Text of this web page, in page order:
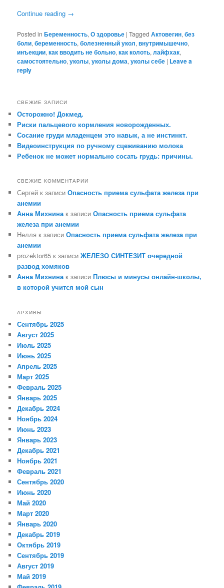
Continue reading →
Posted in Беременность,О здоровье |Tagged Актовегин,без
боли,беременность,болезненный укол,внутримышечно,
инъекции,как вводить не больно,как колоть,лайфхак,
самостоятельно,уколы,уколы дома,уколы себе | Leave a
reply
СВЕЖИЕ ЗАПИСИ
Осторожно! Докмед.
Риски пальцевого кормления новорожденных.
Сосание груди младенцем это навык, а не инстинкт.
Видеоинструкция по ручному сцеживанию молока
Ребенок не может нормально сосать грудь: причины.
СВЕЖИЕ КОММЕНТАРИИ
Сергей к записиОпасность приема сульфата железа при
анемии
Анна Михнинак записиОпасность приема сульфата
железа при анемии
Нелля к записиОпасность приема сульфата железа при
анемии
prozektor65 к записиЖЕЛЕЗО СИНТЕЗИТ очередной
развод хомяков
Анна Михнинак записиПлюсы и минусы онлайн-школы,
в которой учится мой сын
АРХИВЫ
Сентябрь 2025
Август 2025
Июль 2025
Июнь 2025
Апрель 2025
Март 2025
Февраль 2025
Январь 2025
Декабрь 2024
Ноябрь 2024
Июнь 2023
Январь 2023
Декабрь 2021
Ноябрь 2021
Февраль 2021
Сентябрь 2020
Июнь 2020
Май 2020
Март 2020
Январь 2020
Декабрь 2019
Октябрь 2019
Сентябрь 2019
Август 2019
Май 2019